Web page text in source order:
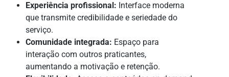
Experiência profissional: Interface moderna
que transmite credibilidade e seriedade do
serviço.
Comunidade integrada: Espaço para
interação com outros praticantes,
aumentando a motivação e retenção.